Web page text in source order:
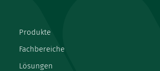
Produkte
Fachbereiche
Lösungen